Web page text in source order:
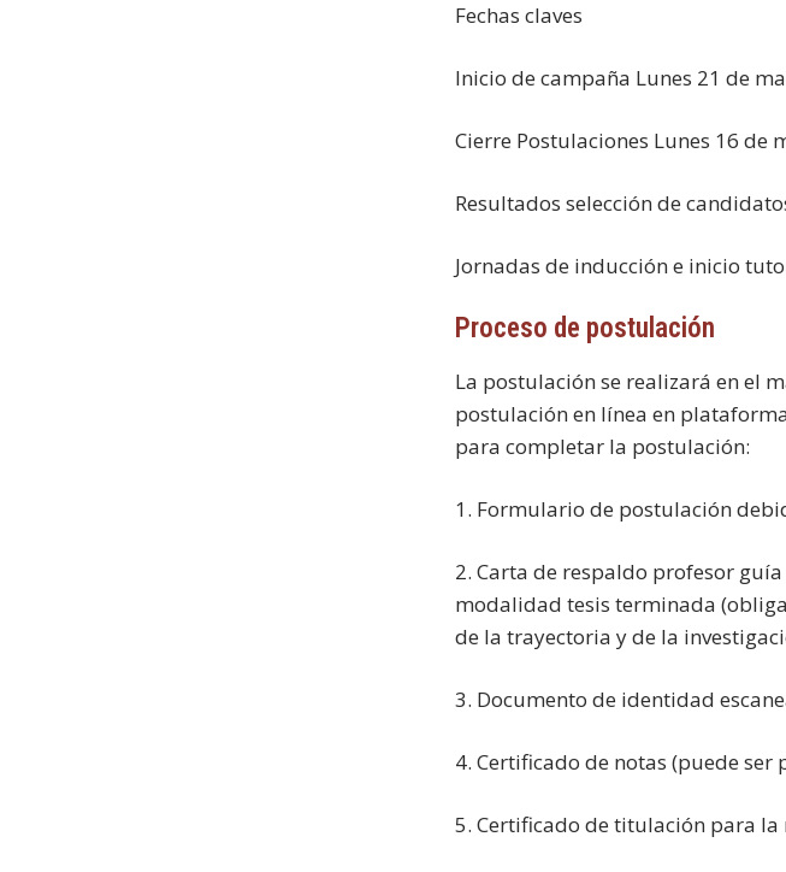
Fechas claves
Inicio de campaña Lunes 21 de
Cierre Postulaciones Lunes 16 de
Resultados selección de
Jornadas de inducción e inicio
Proceso de postulación
La postulación se realizará en el
postulación en línea en
para completar la postulación:
1. Formulario de postulación
2. Carta de respaldo profesor
modalidad tesis terminada
de la trayectoria y de la
3. Documento de identidad
4. Certificado de notas (puede
5. Certificado de titulación para